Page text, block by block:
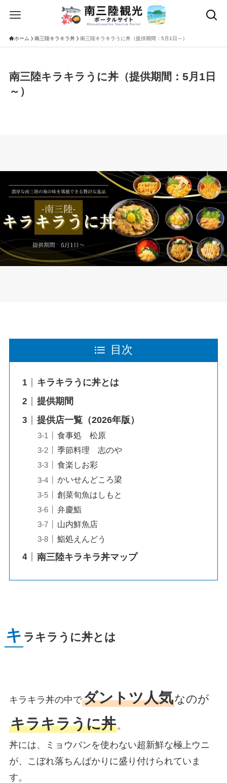
ホーム 南三陸キラキラ丼 南三陸キラキラうに丼（提供期間：5月1日～）
南三陸キラキラうに丼（提供期間：5月1日
～）
目次
キラキラうに丼とは
提供期間
提供店一覧（2026年版）
食事処 松原
季節料理 志のや
食楽しお彩
かいせんどころ梁
創菜旬魚はしもと
弁慶鮨
山内鮮魚店
鮨処えんどう
南三陸キラキラ丼マップ
キ ラキラうに丼とは
キラキラ丼の中でダントツ人気なのが
キラキラうに丼。
丼には、ミョウバンを使わない超新鮮な極上ウニ
が、こぼれ落ちんばかりに盛り付けられていま
す。